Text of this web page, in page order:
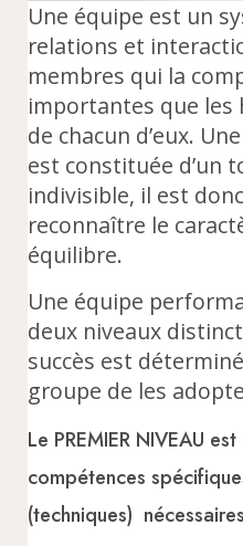
Une équipe est un
relations et
membres qui la
importantes que les
de chacun d’eux.
est constituée d’un
indivisible, il est
reconnaître le
équilibre.
Une équipe
deux niveaux
succès est
groupe de les
Le PREMIER NIVEAU
compétences
(techniques)